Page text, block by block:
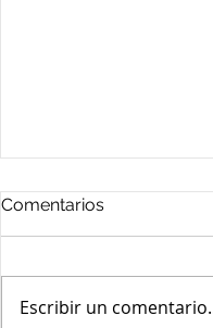
Comentarios
Escribir un